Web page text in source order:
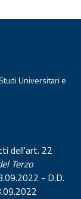
Universitari e
dell'art. 22
Terzo
- D.D.